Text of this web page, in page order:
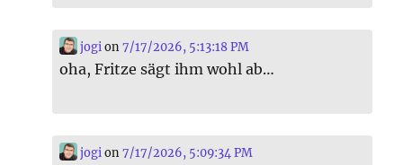
jogi on7/17/2026, 5:13:18 PM
oha, Fritze sägt ihm wohl ab…
jogi on7/17/2026, 5:09:34 PM